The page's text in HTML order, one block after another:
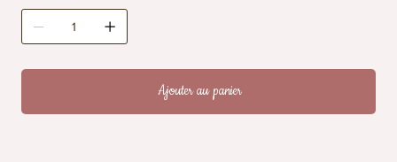
Entretien : lavable en machine à 40 °C
Ajouter au panier